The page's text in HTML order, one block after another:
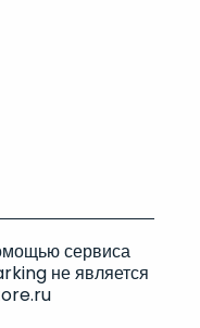
сервиса
не является